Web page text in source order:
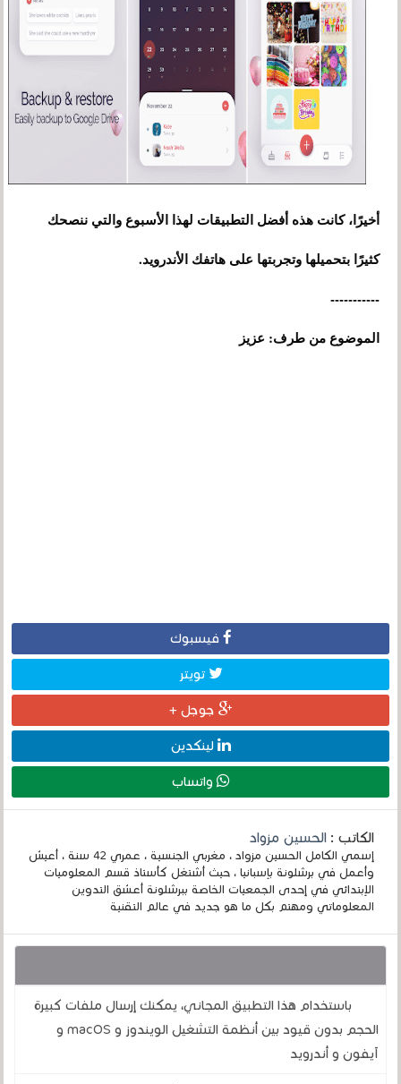
أخيرًا، كانت هذه أفضل التطبيقات لهذا الأسبوع والتي ننصحك
كثيرًا بتحميلها وتجربتها على هاتفك الأندرويد.
-----------
الموضوع من طرف: عزيز
فيسبوك
تويتر
جوجل +
لينكدين
واتساب
الكاتب :الحسين مزواد
إسمي الكامل الحسين مزواد ، مغربي الجنسية ، عمري 42 سنة ، أعيش
وأعمل في برشلونة بإسبانيا ، حيث أشتغل كأستاذ قسم المعلوميات
الإبتدائي في إحدى الجمعيات الخاصة ببرشلونة أعشق التدوين
المعلوماتي ومهتم بكل ما هو جديد في عالم التقنية
باستخدام هذا التطبيق المجاني، يمكنك إرسال ملفات كبيرة
الحجم بدون قيود بين أنظمة التشغيل الويندوز و macOS و
آيفون و أندرويد